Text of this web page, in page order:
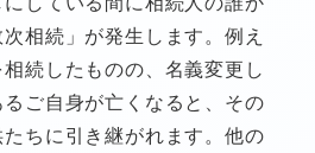
相続」が発生します。例え
続したものの、名義変更し
ご自身が亡くなると、その
ちに引き継がれます。他の